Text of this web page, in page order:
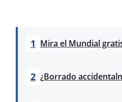
1 Mira el Mundial
2 ¿Borrado